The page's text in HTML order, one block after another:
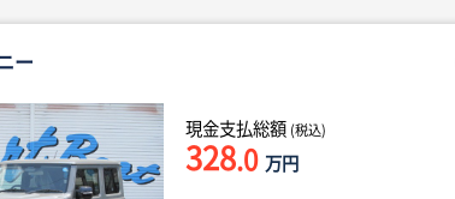
ー
現金支払総額 (税込)
328.0 万円